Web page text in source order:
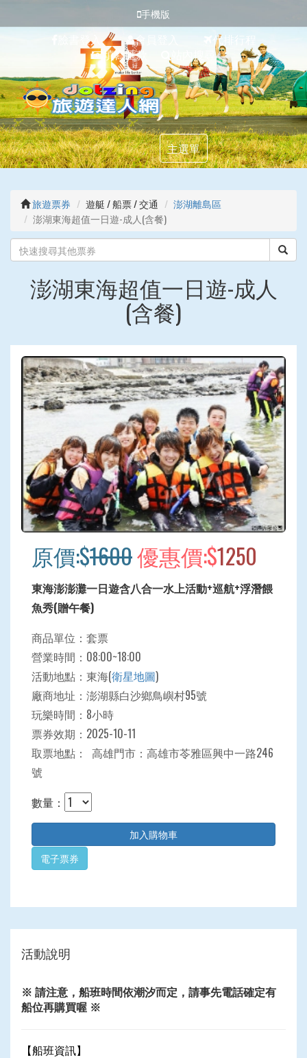
手機版
臉書登入 會員登入
代排行程
填寫匯款
主選單
旅遊票券 遊艇 / 船票 / 交通
澎湖離島區
澎湖東海超值一日遊-成人(含餐)
澎湖東海超值一日遊-成人
(含餐)
原價:$1600優惠價:$1250
東海澎澎灘一日遊含八合一水上活動+巡航+浮潛餵
魚秀(贈午餐)
商品單位：套票
營業時間：08:00~18:00
活動地點：東海(衛星地圖)
廠商地址：澎湖縣白沙鄉鳥嶼村95號
玩樂時間：8小時
票券效期：2025-10-11
取票地點： 高雄門市：高雄市苓雅區興中一路246
號
數量：
電子票券
活動說明
※ 請注意，船班時間依潮汐而定，請事先電話確定有
船位再購買喔 ※
【船班資訊】